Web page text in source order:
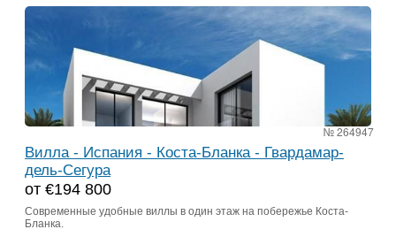
№ 264947
Вилла - Испания - Коста-Бланка - Гвардамар-
дель-Сегура
от €194 800
Современные удобные виллы в один этаж на побережье Коста-
Бланка.